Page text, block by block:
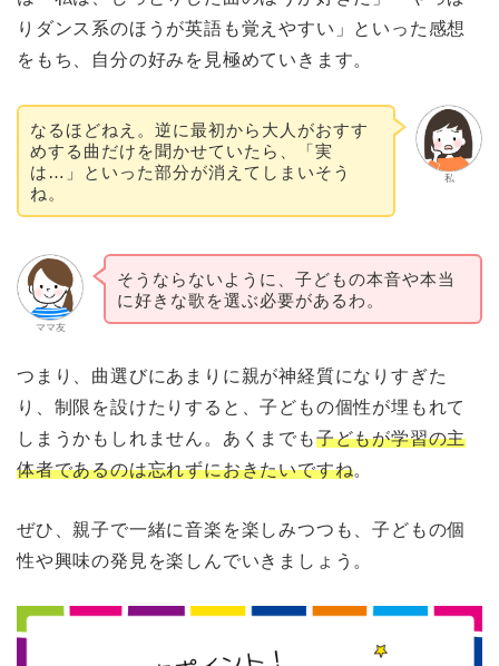
りダンス系のほうが英語も覚えやすい」といった感想
をもち、自分の好みを見極めていきます。
私
なるほどねえ。逆に最初から大人がおすす
めする曲だけを聞かせていたら、「実
は…」といった部分が消えてしまいそう
ね。
ママ友
そうならないように、子どもの本音や本当
に好きな歌を選ぶ必要があるわ。
つまり、曲選びにあまりに親が神経質になりすぎた
り、制限を設けたりすると、子どもの個性が埋もれて
しまうかもしれません。あくまでも子どもが学習の主
体者であるのは忘れずにおきたいですね。
ぜひ、親子で一緒に音楽を楽しみつつも、子どもの個
性や興味の発見を楽しんでいきましょう。